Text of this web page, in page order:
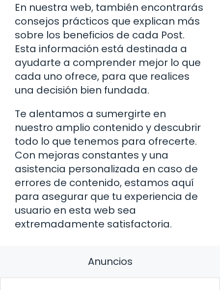
En nuestra web, también encontrarás
consejos prácticos que explican más
sobre los beneficios de cada Post.
Esta información está destinada a
ayudarte a comprender mejor lo que
cada uno ofrece, para que realices
una decisión bien fundada.
Te alentamos a sumergirte en
nuestro amplio contenido y descubrir
todo lo que tenemos para ofrecerte.
Con mejoras constantes y una
asistencia personalizada en caso de
errores de contenido, estamos aquí
para asegurar que tu experiencia de
usuario en esta web sea
extremadamente satisfactoria.
Anuncios